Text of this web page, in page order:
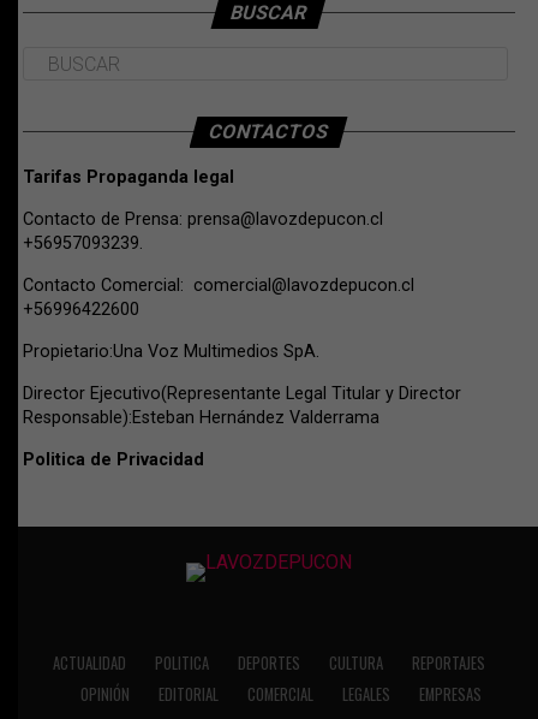
BUSCAR
CONTACTOS
Tarifas Propaganda legal
Contacto de Prensa: prensa@lavozdepucon.cl
+56957093239.
Contacto Comercial: comercial@lavozdepucon.cl
+56996422600
Propietario:Una Voz Multimedios SpA.
Director Ejecutivo(Representante Legal Titular y Director
Responsable):Esteban Hernández Valderrama
Politica de Privacidad
ACTUALIDAD POLITICA DEPORTES CULTURA
REPORTAJES
OPINIÓN
EDITORIAL COMERCIAL LEGALES EMPRESAS